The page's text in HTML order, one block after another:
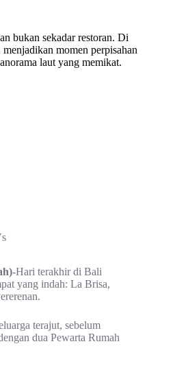
bukan sekadar restoran. Di
momen perpisahan
laut yang memikat.
Hari terakhir di Bali
yang indah: La Brisa,
terajut, sebelum
dua Pewarta Rumah